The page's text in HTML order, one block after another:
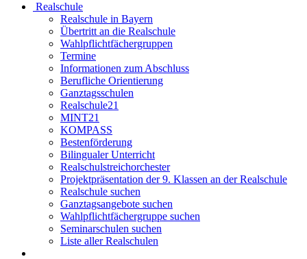
Realschule
Realschule in Bayern
Übertritt an die Realschule
Wahlpflichtfächergruppen
Termine
Informationen zum Abschluss
Berufliche Orientierung
Ganztagsschulen
Realschule21
MINT21
KOMPASS
Bestenförderung
Bilingualer Unterricht
Realschulstreichorchester
Projektpräsentation der 9. Klassen an der Realschule
Realschule suchen
Ganztagsangebote suchen
Wahlpflichtfächergruppe suchen
Seminarschulen suchen
Liste aller Realschulen